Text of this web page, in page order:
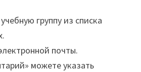
группу из списка
почты.
можете указать